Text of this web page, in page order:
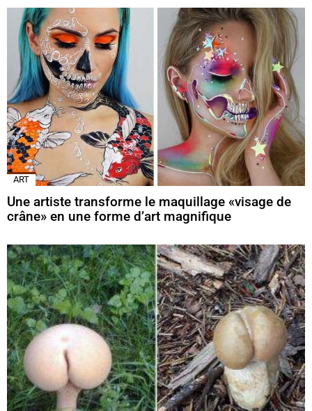
ART
Une artiste transforme le maquillage «visage de
crâne» en une forme d’art magnifique